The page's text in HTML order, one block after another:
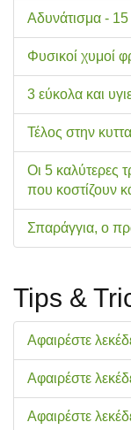
Αδυνάτισμα - 15
Φυσικοί χυμοί
3 εύκολα και
Τέλος στην
Οι 5 καλύτερες
που κοστίζουν
Σπαράγγια, ο
Tips &
Αφαιρέστε
Αφαιρέστε
Αφαιρέστε